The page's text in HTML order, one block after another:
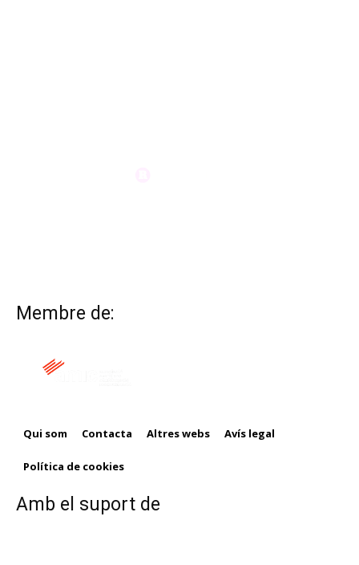
Membre de:
Qui som Contacta Altres webs Avís legal
Política de cookies
Amb el suport de